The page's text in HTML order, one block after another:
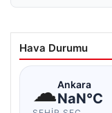
Hava Durumu
☁Ankara
NaN°C